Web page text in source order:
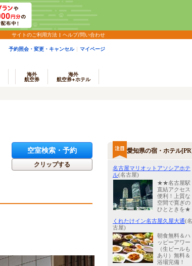
サイトのご利用方法 ヘルプ/問い合わせ
予約照会・変更・キャンセル マイページ
海外
航空券
海外
航空券+ホテル
空室検索・予約
クリップする
愛知県の宿・ホテル
名古屋マリオットアソシアホテ
ル(名古屋)
★★名古屋駅
直結アクセス
便利！上質な
空間で寛ぎの
ひとときを★
くれたけイン名古屋久屋大通(名
古屋)
朝食無料＆ハ
ッピーアワー
（生ビールも
あり）無料＆
浴場完備！